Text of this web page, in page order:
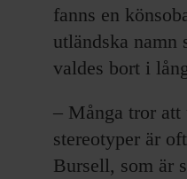
fanns en
utländska namn
valdes bort i
– Många tror
stereotyper är
Bursell, som är